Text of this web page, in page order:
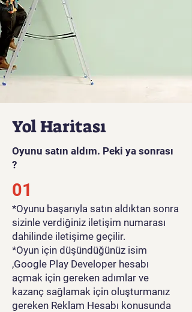
Yol Haritası
Oyunu satın aldım. Peki ya sonrası
?
01
*Oyunu başarıyla satın aldıktan sonra
sizinle verdiğiniz iletişim numarası
dahilinde iletişime geçilir.
*Oyun için düşündüğünüz isim
,Google Play Developer hesabı
açmak için gereken adımlar ve
kazanç sağlamak için oluşturmanız
gereken Reklam Hesabı konusunda